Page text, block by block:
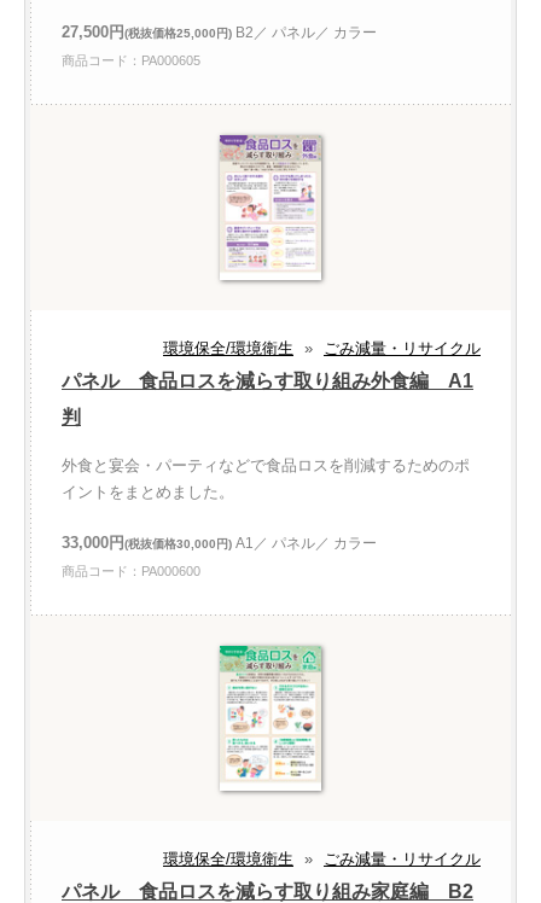
27,500円(税抜価格25,000円) B2／ パネル／ カラー
商品コード：PA000605
環境保全/環境衛生 » ごみ減量・リサイクル
パネル 食品ロスを減らす取り組み外食編 A1
判
外食と宴会・パーティなどで食品ロスを削減するためのポ
イントをまとめました。
33,000円(税抜価格30,000円) A1／ パネル／ カラー
商品コード：PA000600
環境保全/環境衛生 » ごみ減量・リサイクル
パネル 食品ロスを減らす取り組み家庭編 B2